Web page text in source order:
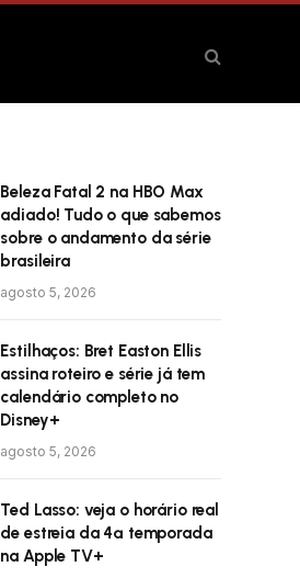
Beleza Fatal 2 na HBO Max
adiado! Tudo o que sabemos
sobre o andamento da série
brasileira
agosto 5, 2026
Estilhaços: Bret Easton Ellis
assina roteiro e série já tem
calendário completo no
Disney+
agosto 5, 2026
Ted Lasso: veja o horário real
de estreia da 4ª temporada
na Apple TV+